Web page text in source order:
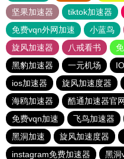
坚果加速器
tiktok加速器
免费vqn外网加速
小蓝鸟
旋风加速器
八戒看书
黑豹加速器
一元机场
ios加速器
旋风加速度器
海鸥加速器
酷通加速器官
免费vqn加速
飞鸟加速器
黑洞加速
旋风加速度器
instagram免费加速器
黑洞